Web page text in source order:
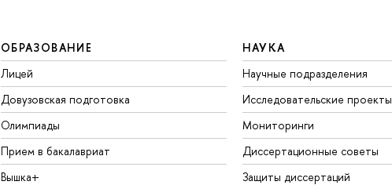
ОБРАЗОВАНИЕ
Лицей
Довузовская подготовка
Олимпиады
Прием в бакалавриат
Вышка+
НАУКА
Научные подразделения
Исследовательские проекты
Мониторинги
Диссертационные советы
Защиты диссертаций